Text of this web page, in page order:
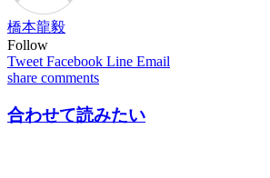
橋本龍毅
Follow
Tweet Facebook Line Email
share comments
合わせて読みたい